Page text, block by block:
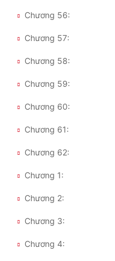
Chương 56:
Chương 57:
Chương 58:
Chương 59:
Chương 60:
Chương 61:
Chương 62:
Chương 1:
Chương 2:
Chương 3:
Chương 4: